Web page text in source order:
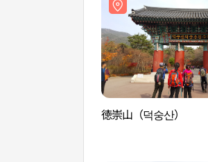
徳崇山（덕숭산）